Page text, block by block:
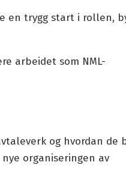
en trygg start i rollen,
arbeidet som NML-
og hvordan de
organiseringen av